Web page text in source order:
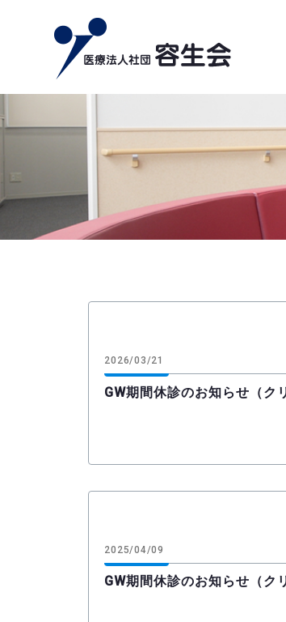
2026/03/21
GW期間休診のお知らせ（ク
2025/04/09
GW期間休診のお知らせ（ク